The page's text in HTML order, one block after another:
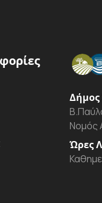
Δήμος
Νομός
Ώρες